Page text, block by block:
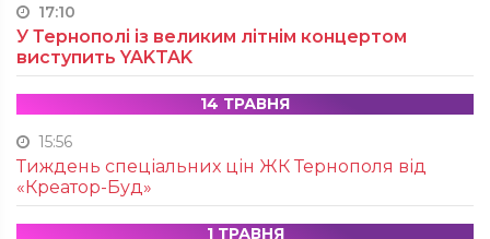
17:10
У Тернополі із великим літнім концертом
виступить YAKTAK
14 ТРАВНЯ
15:56
Тиждень спеціальних цін ЖК Тернополя від
«Креатор-Буд»
1 ТРАВНЯ